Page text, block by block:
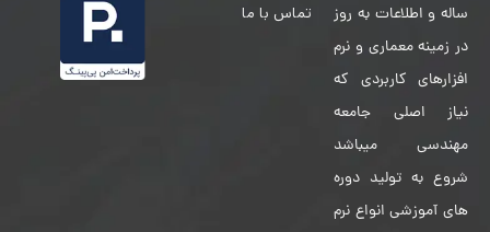
ساله و اطلاعات به روز
در زمینه معماری و نرم
افزارهای کاربردی که
نیاز اصلی جامعه
مهندسی میباشد
شروع به تولید دوره
های آموزشی انواع نرم
تماس با ما